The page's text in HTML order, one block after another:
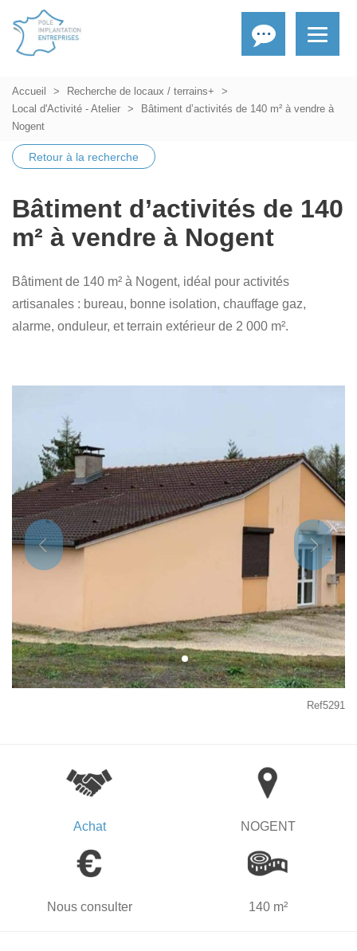
Accueil
Recherche de locaux / terrains+
Local d'Activité - Atelier
Bâtiment d’activités de 140 m² à vendre à
Nogent
Retour à la recherche
Bâtiment d’activités de 140
m² à vendre à Nogent
Bâtiment de 140 m² à Nogent, idéal pour activités
artisanales : bureau, bonne isolation, chauffage gaz,
alarme, onduleur, et terrain extérieur de 2 000 m².
Ref5291
Achat NOGENT
Nous consulter 140 m²